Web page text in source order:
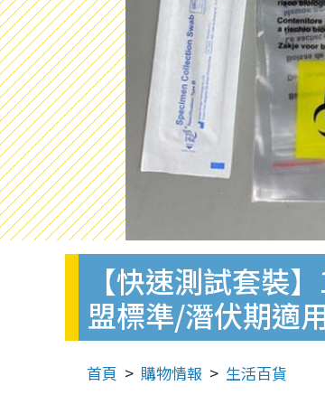
【快速測試套裝
盟標準/潛伏期適
首頁 購物情報 生活百貨